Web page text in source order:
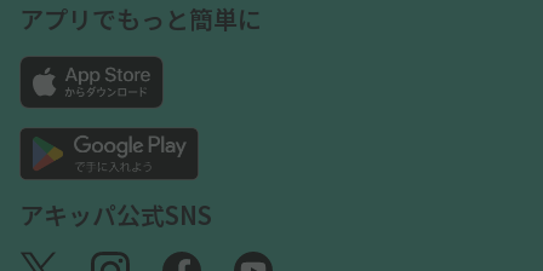
アプリでもっと簡単に
アキッパ公式SNS